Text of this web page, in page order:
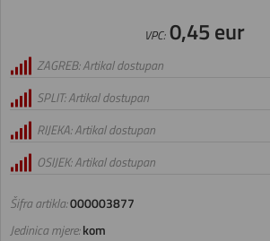
Šifra artikla:000003877
VPC:0,45 eur
ZAGREB: Artikal dostupan
SPLIT: Artikal dostupan
RIJEKA: Artikal dostupan
OSIJEK: Artikal dostupan
Jedinica mjere:kom